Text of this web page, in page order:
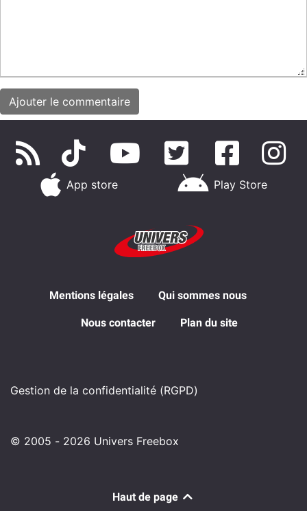
App store Play Store
Mentions légales Qui sommes nous
Nous contacter Plan du site
Gestion de la confidentialité (RGPD)
© 2005 - 2026 Univers Freebox
Haut de page